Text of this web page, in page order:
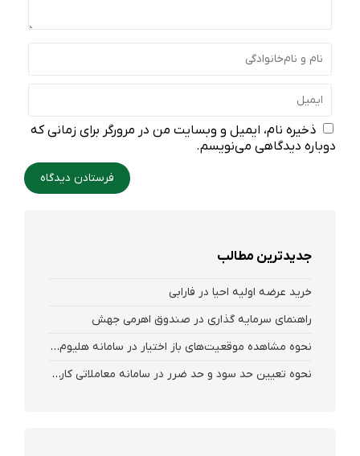
ذخیره نام، ایمیل و وبسایت من در مرورگر برای زمانی که
دوباره دیدگاهی می‌نویسم.
جدیدترین مطالب
خرید عرضه اولیه احیا در فارابی
راهنمای سرمایه گذاری در صندوق اهرمی جهش
نحوه‌ مشاهده‌ موقعیت‌های باز اختیار در سامانه هلیوم و نکست
نحوه تعیین حد سود و حد ضرر در سامانه معاملاتی کارگزاری فارابی